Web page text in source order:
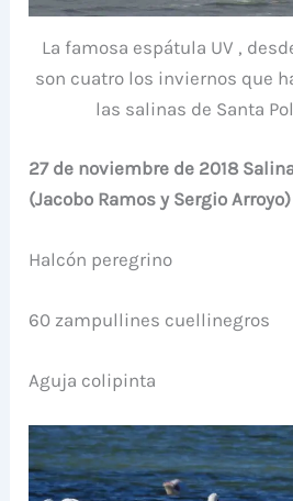
La famosa espátula UV ,
son cuatro los inviernos que
las salinas de Santa
27 de noviembre de 2018
(Jacobo Ramos y Sergio Arroyo)
Halcón peregrino
60 zampullines cuellinegros
Aguja colipinta